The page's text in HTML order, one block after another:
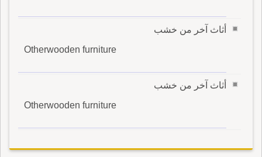
أثاث آخر من خشب
Otherwooden furniture
أثاث آخر من خشب
Otherwooden furniture